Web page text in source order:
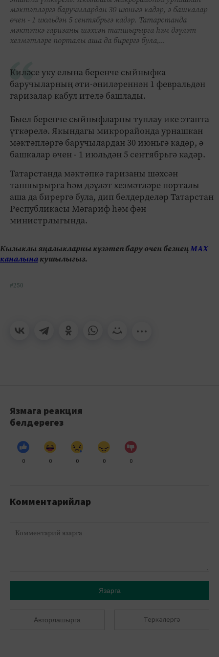
мәктәпләргә баручылардан 30 июньгә кадәр, ә башкалар
өчен - 1 июльдән 5 сентябрьгә кадәр. Татарстанда
мәктәпкә гаризаны шәхсән тапшырырга һәм дәүләт
хезмәтләре порталы аша да бирергә була,...
Киләсе уку елына беренче сыйныфка
баручыларның әти-әниләреннән 1 февральдән
гаризалар кабул ителә башлады.
Быел беренче сыйныфларны туплау ике этапта
үткәрелә. Якындагы микрорайонда урнашкан
мәктәпләргә баручылардан 30 июньгә кадәр, ә
башкалар өчен - 1 июльдән 5 сентябрьгә кадәр.
Татарстанда мәктәпкә гаризаны шәхсән
тапшырырга һәм дәүләт хезмәтләре порталы
аша да бирергә була, дип белдерделәр Татарстан
Республикасы Мәгариф һәм фән
министрлыгында.
Кызыклы яңалыкларны күзәтеп бару өчен безнеңМАХ
каналынакушылыгыз.
#250
Язмага реакция
белдерегез
0 0 0 0 0
Комментарийлар
Язарга
Авторлашырга Теркәлергә